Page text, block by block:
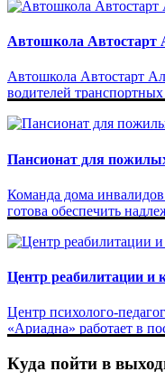
Автошкола Автостарт
Автошкола Автостарт
водителей
Пансионат для
Команда дома
готова обеспечить
Центр реабилитации и
Центр психолого-
«Ариадна» работает в
Куда пойти в